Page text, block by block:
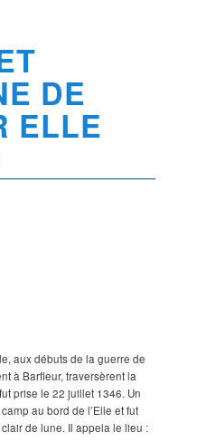
DE
ELLE
aux débuts de la guerre de
à Barfleur, traversèrent la
prise le 22 juillet 1346. Un
au bord de l’Elle et fut
de lune. Il appela le lieu :